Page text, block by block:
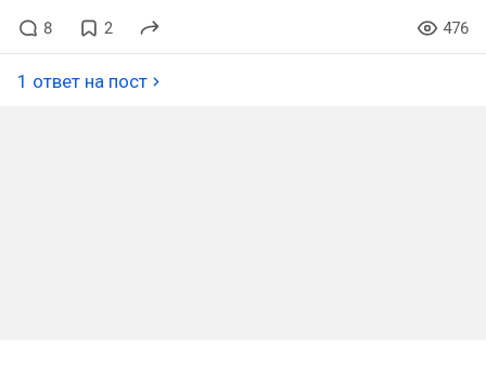
8 2 476
1 ответ на пост